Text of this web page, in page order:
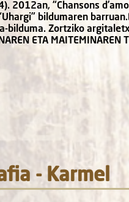
2012an, “Chansons
bildumaren
bilduma. Zortziko
ETA
- Karmel